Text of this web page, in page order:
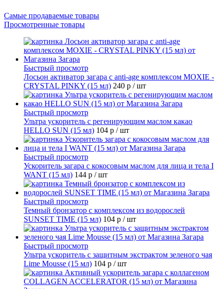
Самые продаваемые товары
Просмотренные товары
Быстрый просмотр
Лосьон активатор загара с anti-age комплексом MOXIE -
CRYSTAL PINKY (15 мл) 240 р / шт
Быстрый просмотр
Ультра ускоритель с регенирующим маслом какао
HELLO SUN (15 мл) 104 р / шт
Быстрый просмотр
Ускоритель загара с кокосовым маслом для лица и тела I
WANT (15 мл) 144 р / шт
Быстрый просмотр
Темный бронзатор с комплексом из водорослей
SUNSET TIME (15 мл) 104 р / шт
Быстрый просмотр
Ультра ускоритель с защитным экстрактом зеленого чая
Lime Mousse (15 мл) 104 р / шт